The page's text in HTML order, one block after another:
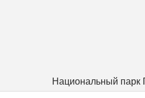
Национальный парк